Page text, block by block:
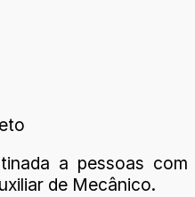
a pessoas com
de Mecânico.